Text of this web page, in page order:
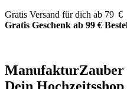
Zum
Inhalt
Gratis Versand für dich ab 79 €
Gratis Geschenk ab 99 €
ManufakturZauber